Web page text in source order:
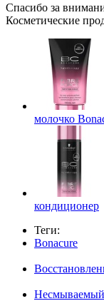
Спасибо за
Косметические
молочко
кондиционер
Теги:
Bonacure